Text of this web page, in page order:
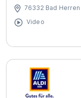
76332 Bad
Video